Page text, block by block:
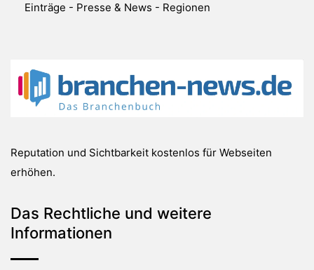
Einträge - Presse & News - Regionen
Reputation und Sichtbarkeit kostenlos für Webseiten
erhöhen.
Das Rechtliche und weitere
Informationen